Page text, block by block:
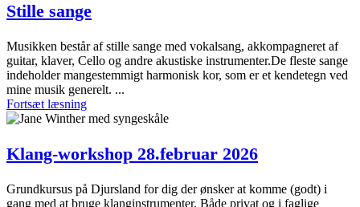
Stille sange
Musikken består af stille sange med vokalsang, akkompagneret af
guitar, klaver, Cello og andre akustiske instrumenter.De fleste sange
indeholder mangestemmigt harmonisk kor, som er et kendetegn ved
mine musik generelt. ...
Fortsæt læsning
Klang-workshop 28.februar 2026
Grundkursus på Djursland for dig der ønsker at komme (godt) i
gang med at bruge klanginstrumenter. Både privat og i faglige